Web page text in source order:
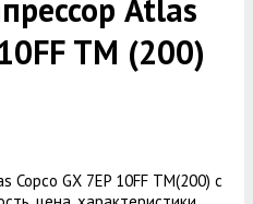
Atlas
TM (200)